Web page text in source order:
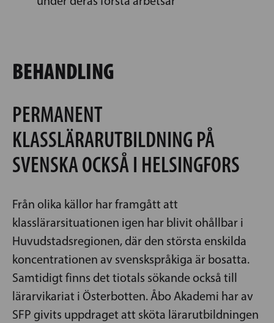
BEHANDLING
PERMANENT
KLASSLÄRARUTBILDNING PÅ
SVENSKA OCKSÅ I HELSINGFORS
Från olika källor har framgått att
klasslärarsituationen igen har blivit ohållbar i
Huvudstadsregionen, där den största enskilda
koncentrationen av svenskspråkiga är bosatta.
Samtidigt finns det tiotals sökande också till
lärarvikariat i Österbotten. Åbo Akademi har av
SFP givits uppdraget att sköta lärarutbildningen